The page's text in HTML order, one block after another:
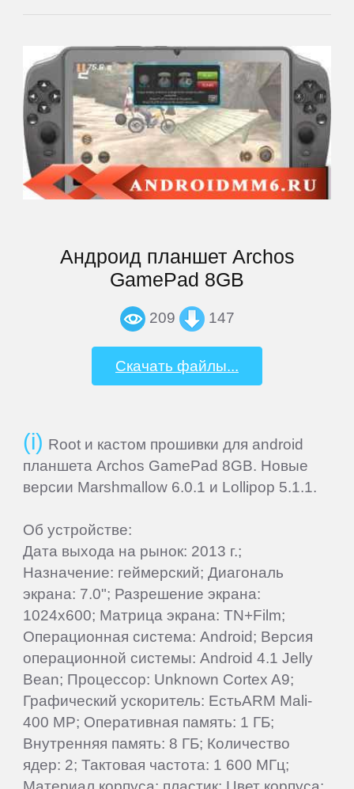
Андроид планшет Archos
GamePad 8GB
209 147
Скачать файлы...
Root и кастом прошивки для android
планшета Archos GamePad 8GB. Новые
версии Marshmallow 6.0.1 и Lollipop 5.1.1.
Об устройстве:
Дата выхода на рынок: 2013 г.;
Назначение: геймерский; Диагональ
экрана: 7.0"; Разрешение экрана:
1024x600; Матрица экрана: TN+Film;
Операционная система: Android; Версия
операционной системы: Android 4.1 Jelly
Bean; Процессор: Unknown Cortex A9;
Графический ускоритель: ЕстьARM Mali-
400 MP; Оперативная память: 1 ГБ;
Внутренняя память: 8 ГБ; Количество
ядер: 2; Тактовая частота: 1 600 МГц;
Aoson
Archos
Armix
mobile
Beholder
Bliss
BQ-
Mobile
Coby
Creative
CrownMicro